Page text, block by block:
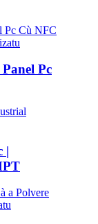
Pc
|